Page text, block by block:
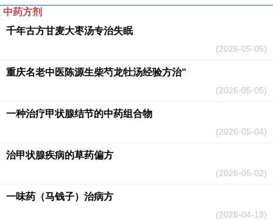
中药方剂
千年古方甘麦大枣汤专治失眠
(2026-05-05)
重庆名老中医陈源生柴芍龙牡汤经验方治“
(2026-05-05)
一种治疗甲状腺结节的中药组合物
(2026-05-04)
治甲状腺疾病的草药偏方
(2026-05-02)
一味药（马钱子）治病方
(2026-04-19)